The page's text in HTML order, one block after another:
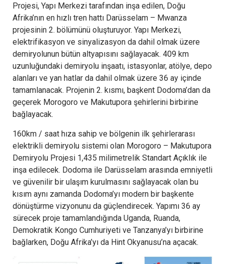
Projesi, Yapı Merkezi tarafından inşa edilen, Doğu
Afrika’nın en hızlı tren hattı Darüsselam – Mwanza
projesinin 2. bölümünü oluşturuyor. Yapı Merkezi,
elektrifikasyon ve sinyalizasyon da dahil olmak üzere
demiryolunun bütün altyapısını sağlayacak. 409 km
uzunluğundaki demiryolu inşaatı, istasyonlar, atölye, depo
alanları ve yan hatlar da dahil olmak üzere 36 ay içinde
tamamlanacak. Projenin 2. kısmı, başkent Dodoma’dan da
geçerek Morogoro ve Makutupora şehirlerini birbirine
bağlayacak.
160km / saat hıza sahip ve bölgenin ilk şehirlerarası
elektrikli demiryolu sistemi olan Morogoro – Makutupora
Demiryolu Projesi 1,435 milimetrelik Standart Açıklık ile
inşa edilecek. Dodoma ile Darüsselam arasında emniyetli
ve güvenilir bir ulaşım kurulmasını sağlayacak olan bu
kısım aynı zamanda Dodoma’yı modern bir başkente
dönüştürme vizyonunu da güçlendirecek. Yapımı 36 ay
sürecek proje tamamlandığında Uganda, Ruanda,
Demokratik Kongo Cumhuriyeti ve Tanzanya’yı birbirine
bağlarken, Doğu Afrika’yı da Hint Okyanusu’na açacak.